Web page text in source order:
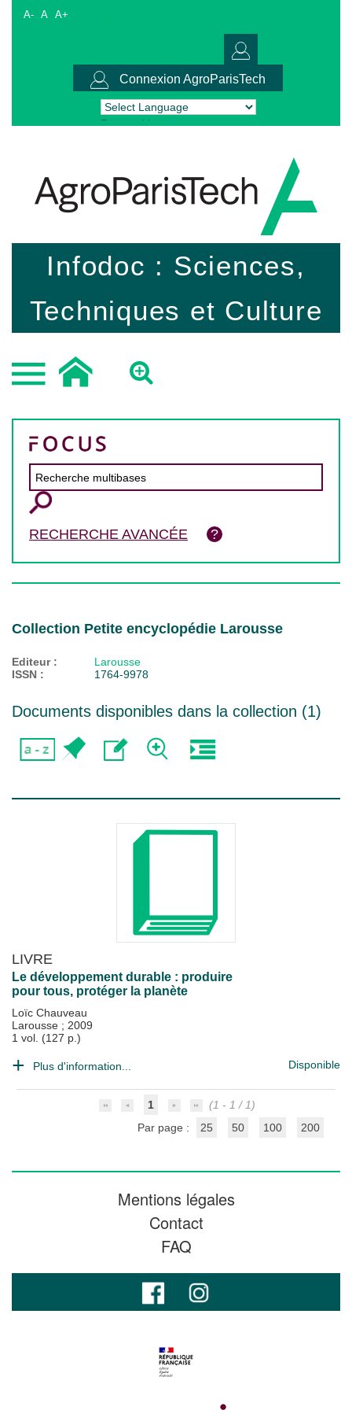
A- A A+
Connexion AgroParisTech
Powered by Translate
Infodoc : Sciences,
Techniques et Culture
RECHERCHE AVANCÉE
Collection Petite encyclopédie Larousse
Editeur :
Larousse
ISSN :
1764-9978
Documents disponibles dans la collection (1)
LIVRE
Le développement durable : produire
pour tous, protéger la planète
Loïc Chauveau
Larousse ; 2009
1 vol. (127 p.)
Plus d'information... Disponible
1
(1 - 1 / 1)
Par page :
25 50 100 200
Mentions légales
Contact
FAQ